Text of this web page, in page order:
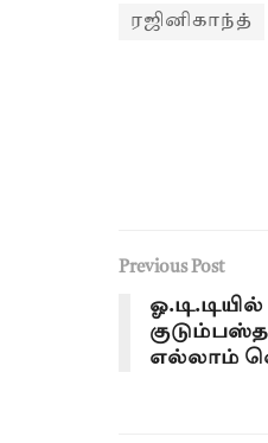
ரஜினிகாந்த்
Previous Post
எல்லாம்